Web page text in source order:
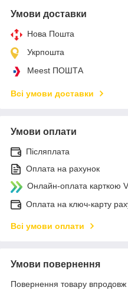
Умови доставки
Нова Пошта
Укрпошта
Meest ПОШТА
Всі умови доставки
Умови оплати
Післяплата
Оплата на рахунок
Онлайн-оплата карткою
Оплата на ключ-карту
Всі умови оплати
Умови повернення
Повернення товару впродовж